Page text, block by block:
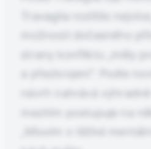
Travaglia rozlítilo